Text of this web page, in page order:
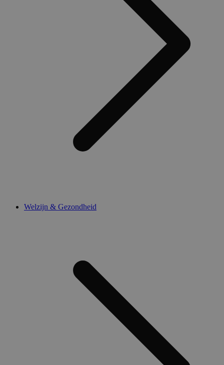
Welzijn & Gezondheid